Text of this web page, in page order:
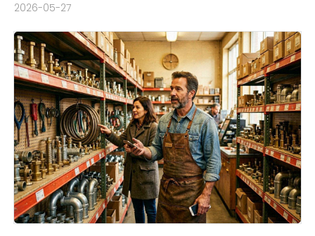
2026-05-27